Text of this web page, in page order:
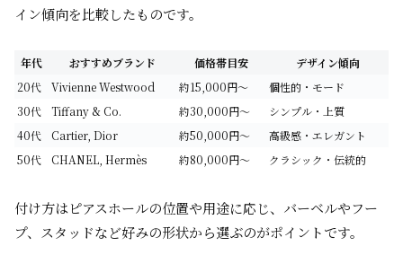
イン傾向を比較したものです。
年代 おすすめブランド 価格帯目安
デザイン傾向
20代
Vivienne Westwood 約15,000円〜
個性的・モード
30代
Tiffany & Co. 約30,000円〜
シンプル・上質
40代
Cartier, Dior 約50,000円〜
高級感・エレガント
50代
CHANEL, Hermès 約80,000円〜 クラシック・伝統的
付け方はピアスホールの位置や用途に応じ、バーベルやフー
プ、スタッドなど好みの形状から選ぶのがポイントです。